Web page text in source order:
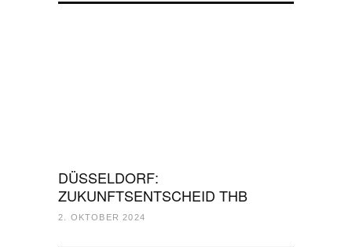
DÜSSELDORF:
ZUKUNFTSENTSCHEID THB
2. OKTOBER 2024